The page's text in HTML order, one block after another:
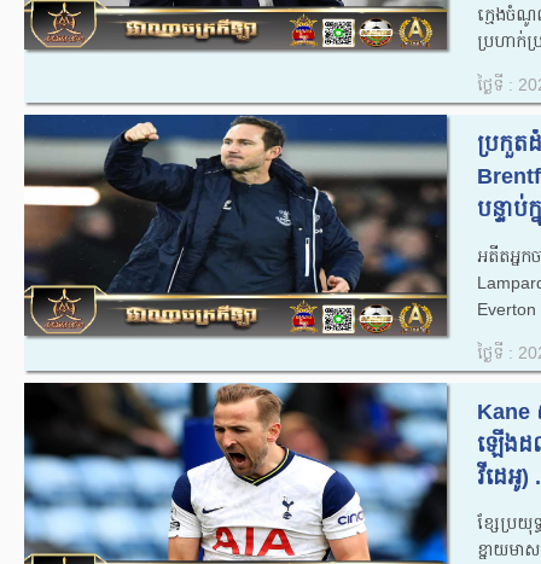
ក្មេងចំណូ
ប្រហាក់
ថ្ងៃទី :
ប្រកួត
បន្ទាប់
អតីតអ្ន
ថ្ងៃទី :
Kane
ឡើងដ
វីដេអូ)
ខ្សែប្រយុ
ខ្នាយម